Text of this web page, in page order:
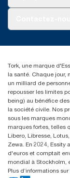
Reclamation
+41 (0)848/
Essity
Parkstraße 1b
6214
Lundi-jeudi
GLN:
Tork, une marque
la santé. Chaque jour,
un milliard de
repousser les limites
being) au bénéfice
la société civile. Nos
sous les marques
marques fortes, telles
Libero, Libresse,
Zewa. En 2024, Essity
d'euros et comptait
mondial à Stockholm,
Plus d’informations sur